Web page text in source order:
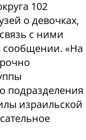
102
о девочках,
с ними
сообщении. «На
подразделения
израильской